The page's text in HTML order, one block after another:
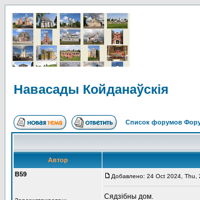
Навасады Койданаўскія
Список форумов
Автор
В59
Добавлено: 24 Oct 2024, Thu,
Сядзібны дом.